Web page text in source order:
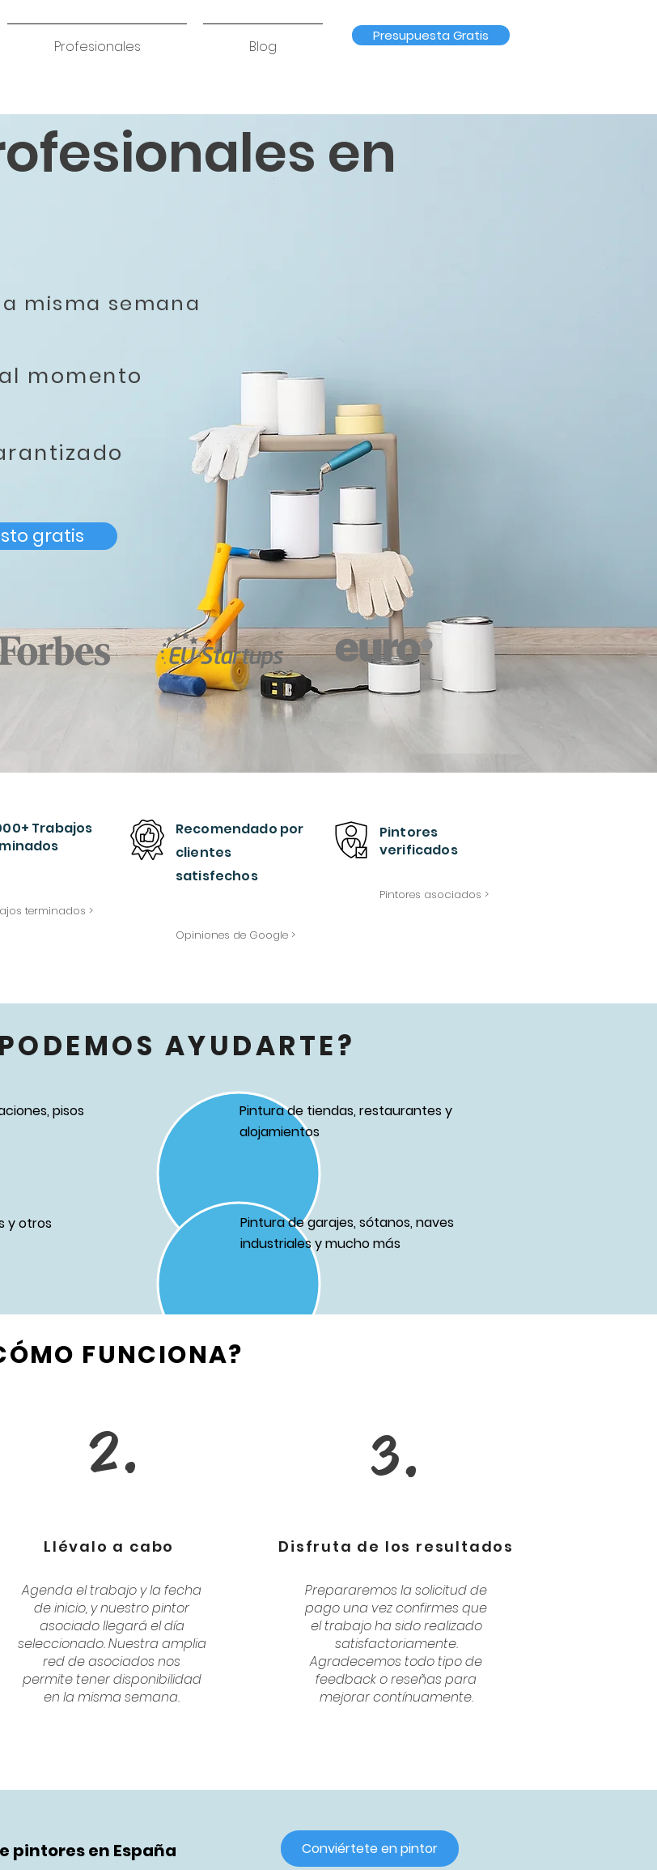
Profesionales Blog
Presupuesta Gratis
en
misma semana
momento
gratis
Trabajos
terminados >
Recomendado por
clientes
satisfechos
Opiniones de Google >
Pintores
verificados
Pintores asociados >
AYUDARTE?
pisos
Pintura de tiendas, restaurantes y
alojamientos
y otros
Pintura de garajes, sótanos, naves
industriales y mucho más
FUNCIONA?
2.
Llévalo a cabo
Agenda el trabajo y la fecha
de inicio, y nuestro pintor
asociado llegará el día
seleccionado. Nuestra amplia
red de asociados nos
permite tener disponibilidad
en la misma semana.
3.
Disfruta de los resultados
Prepararemos la solicitud de
pago una vez confirmes que
el trabajo ha sido realizado
satisfactoriamente.
Agradecemos todo tipo de
feedback o reseñas para
mejorar contínuamente.
pintores en España Conviértete en pintor